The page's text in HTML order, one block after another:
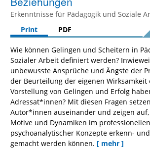
Erkenntnisse für Pädagogik und Soziale
Print
PDF
Wie können Gelingen und Scheitern in
Sozialer Arbeit definiert werden?
unbewusste Ansprüche und Ängste der
der Beurteilung der eigenen Wirksamkeit
Vorstellung von Gelingen und Erfolg
Adressat*innen? Mit diesen Fragen
Autor*innen auseinander und zeigen
Motive und Dynamiken im
psychoanalytischer Konzepte erkenn-
gemacht werden können. [ mehr ]